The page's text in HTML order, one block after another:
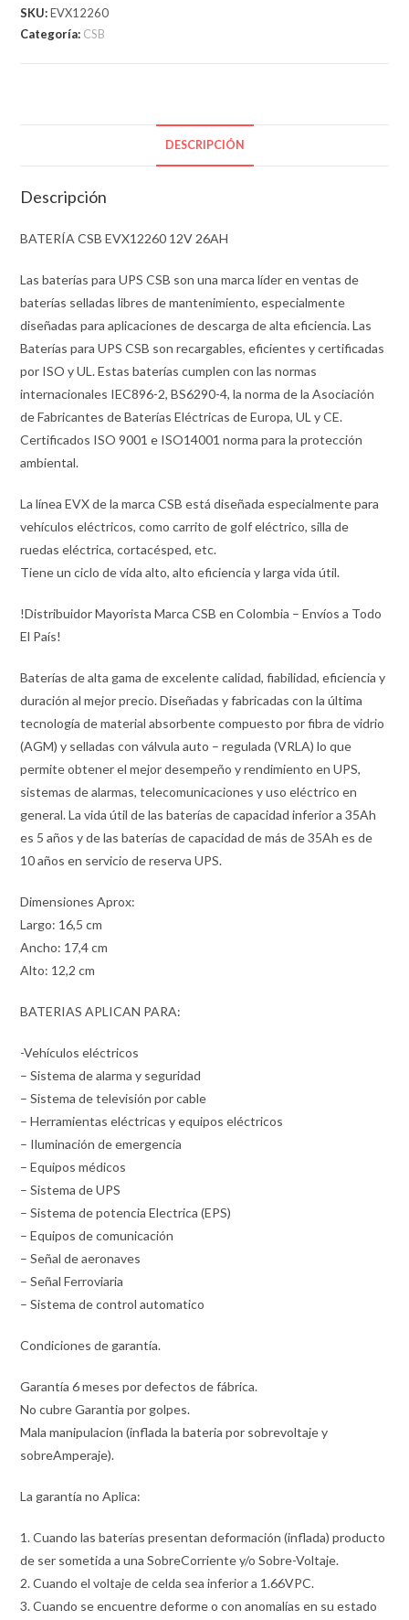
26AH
SKU:EVX12260
Categoría: CSB
DESCRIPCIÓN
Descripción
BATERÍA CSB EVX12260 12V 26AH
Las baterías para UPS CSB son una marca líder en ventas de
baterías selladas libres de mantenimiento, especialmente
diseñadas para aplicaciones de descarga de alta eficiencia. Las
Baterías para UPS CSB son recargables, eficientes y certificadas
por ISO y UL. Estas baterías cumplen con las normas
internacionales IEC896-2, BS6290-4, la norma de la Asociación
de Fabricantes de Baterías Eléctricas de Europa, UL y CE.
Certificados ISO 9001 e ISO14001 norma para la protección
ambiental.
La línea EVX de la marca CSB está diseñada especialmente para
vehículos eléctricos, como carrito de golf eléctrico, silla de
ruedas eléctrica, cortacésped, etc.
Tiene un ciclo de vida alto, alto eficiencia y larga vida útil.
!Distribuidor Mayorista Marca CSB en Colombia – Envíos a Todo
El País!
Baterías de alta gama de excelente calidad, fiabilidad, eficiencia y
duración al mejor precio. Diseñadas y fabricadas con la última
tecnología de material absorbente compuesto por fibra de vidrio
(AGM) y selladas con válvula auto – regulada (VRLA) lo que
permite obtener el mejor desempeño y rendimiento en UPS,
sistemas de alarmas, telecomunicaciones y uso eléctrico en
general. La vida útil de las baterías de capacidad inferior a 35Ah
es 5 años y de las baterías de capacidad de más de 35Ah es de
10 años en servicio de reserva UPS.
Dimensiones Aprox:
Largo: 16,5 cm
Ancho: 17,4 cm
Alto: 12,2 cm
BATERIAS APLICAN PARA:
-Vehículos eléctricos
– Sistema de alarma y seguridad
– Sistema de televisión por cable
– Herramientas eléctricas y equipos eléctricos
– Iluminación de emergencia
– Equipos médicos
– Sistema de UPS
– Sistema de potencia Electrica (EPS)
– Equipos de comunicación
– Señal de aeronaves
– Señal Ferroviaria
– Sistema de control automatico
Condiciones de garantía.
Garantía 6 meses por defectos de fábrica.
No cubre Garantia por golpes.
Mala manipulacion (inflada la bateria por sobrevoltaje y
sobreAmperaje).
La garantía no Aplica:
1. Cuando las baterías presentan deformación (inflada) producto
de ser sometida a una SobreCorriente y/o Sobre-Voltaje.
2. Cuando el voltaje de celda sea inferior a 1.66VPC.
3. Cuando se encuentre deforme o con anomalías en su estado